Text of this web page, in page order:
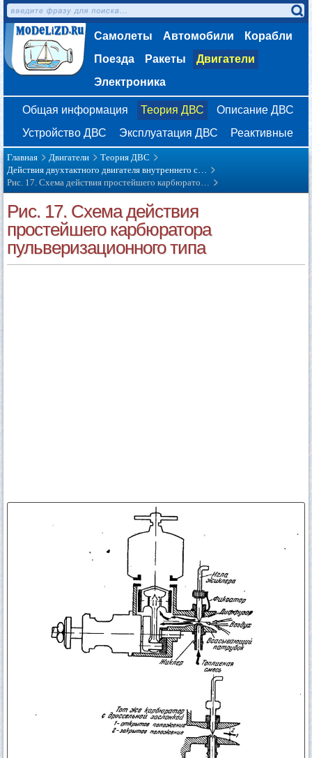
Самолеты Автомобили
Корабли
Поезда
Ракеты
Двигатели
Электроника
Общая информация Теория ДВС
Описание ДВС
Устройство ДВС
Эксплуатация ДВС Реактивные
Главная Двигатели
Теория ДВС
Действия двухтактного двигателя внутреннего с…
Рис. 17. Схема действия простейшего карбюрато…
Рис. 17. Схема действия
простейшего карбюратора
пульверизационного типа